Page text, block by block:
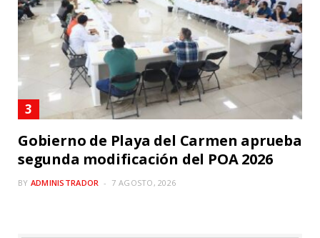
Gobierno de Playa del Carmen aprueba
segunda modificación del POA 2026
BY ADMINISTRADOR 7 AGOSTO, 2026